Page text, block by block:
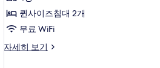
라,
침
2
퀸사이즈침대 2개
무료 WiFi
자세히 보기
디